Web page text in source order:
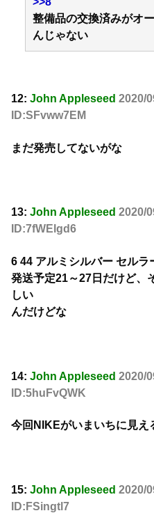
整備品の交換済みがオ
んじゃない
12: John Appleseed 2020/
ID:SFvww7EM
まだ発売してないがな
13: John Appleseed 2020/
ID:7fWElgd6
6 44 アルミシルバー セルラ
発送予定21～27日だけど、
しい
んだけどな
14: John Appleseed 2020/
ID:5huFvQWK
今回NIKEがいまいちに見え
15: John Appleseed 2020/
ID:FSingtl7